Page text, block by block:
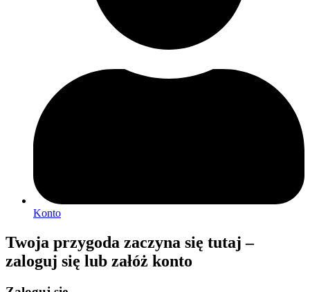
Konto
Twoja przygoda zaczyna się tutaj –
zaloguj się lub załóż konto